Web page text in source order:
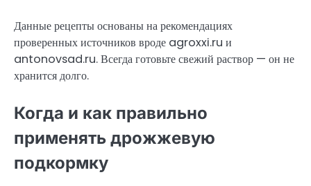
Данные рецепты основаны на рекомендациях
проверенных источников вроде agroxxi.ru и
antonovsad.ru. Всегда готовьте свежий раствор — он не
хранится долго.
Когда и как правильно
применять дрожжевую
подкормку